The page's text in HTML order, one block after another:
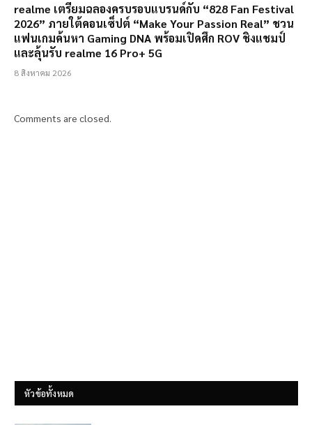
realme เตรียมฉลองครบรอบแบรนด์กับ “828 Fan Festival
2026” ภายใต้คอนเซ็ปต์ “Make Your Passion Real” ชวน
แฟนเกมค้นหา Gaming DNA พร้อมเปิดศึก ROV ชิงแชมป์
และลุ้นรับ realme 16 Pro+ 5G
8 สิงหาคม 2026
Comments are closed.
หัวข้อทั้งหมด